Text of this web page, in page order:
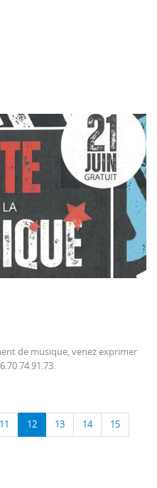
de musique, venez exprimer
11 12 13 14 15